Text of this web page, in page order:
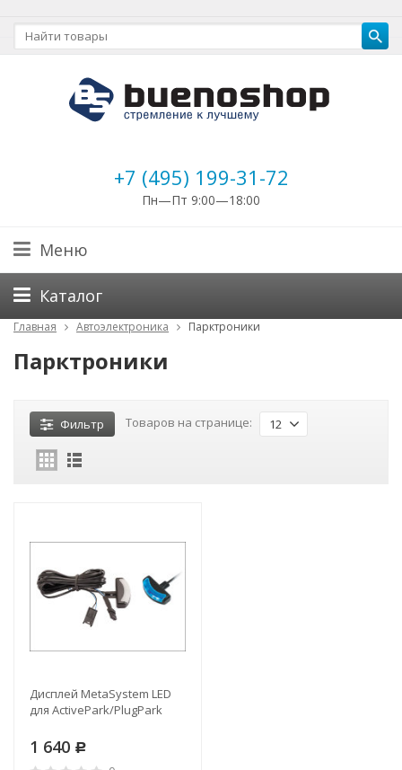
+7 (495) 199-31-72
Пн—Пт 9:00—18:00
Меню
Каталог
Главная Автоэлектроника Парктроники
Парктроники
Фильтр Товаров на странице: 12
Дисплей MetaSystem LED
для ActivePark/PlugPark
1 640 Р